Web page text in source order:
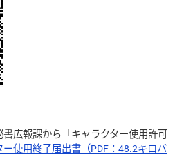
広報課から「キャラクター使用許可
ー使用終了届出書（PDF：48.2キロバ